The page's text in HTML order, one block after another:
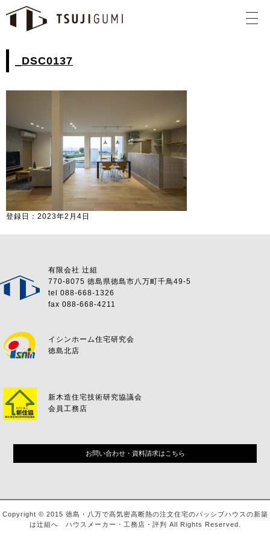
_DSC0137
登録日：2023年2月4日
有限会社 辻組
770-8075 徳島県徳島市八万町千鳥49-5
tel 088-668-1326
fax 088-668-4211
イシンホーム住宅研究会
徳島北店
新木造住宅技術研究協議会
会員工務店
お問い合わせ・資料請求はこちら
Copyright © 2015 徳島・八万で高気密高断熱の注文住宅のパッシブハウスの新築
は辻組へ ハウスメーカー・工務店・評判 All Rights Reserved.